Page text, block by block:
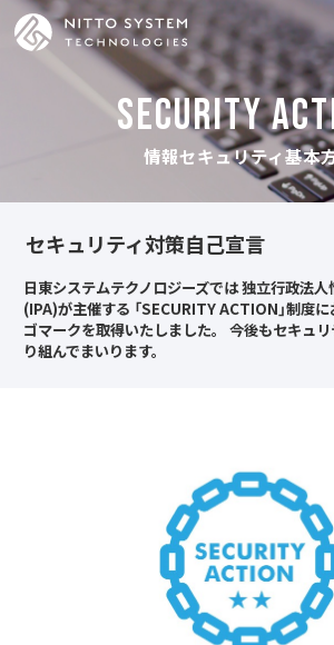
SECURITY
情報セキュリティ基本
セキュリティ対策自己宣言
日東システムテクノロジーズでは独立行政法人
(IPA)が主催する 「SECURITY ACTION」制度
ゴマークを取得いたしました。
今後もセキュ
り組んでまいります。